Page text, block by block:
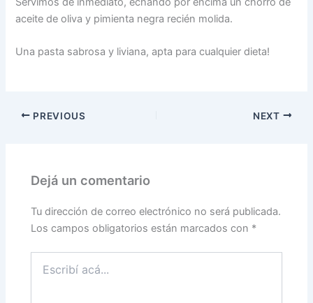
aceite de oliva y pimienta negra recién molida.
Una pasta sabrosa y liviana, apta para cualquier dieta!
PREVIOUS NEXT
Dejá un comentario
Tu dirección de correo electrónico no será publicada.
Los campos obligatorios están marcados con *
acá...